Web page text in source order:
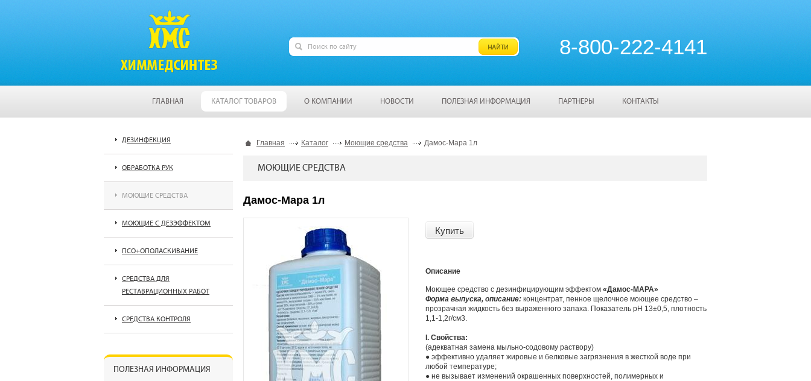
8-800-222-4141
ГЛАВНАЯ КАТАЛОГ ТОВАРОВ О КОМПАНИИ НОВОСТИ ПОЛЕЗНАЯ ИНФОРМАЦИЯ ПАРТНЕРЫ КОНТАКТЫ
Главная Каталог Моющие средства Дамос-Мара 1л
МОЮЩИЕ СРЕДСТВА
Дамос-Мара 1л
Купить
Описание
Моющее средство с дезинфицирующим эффектом «Дамос-МАРА»
Форма выпуска, описание: концентрат, пенное щелочное моющее средство –
прозрачная жидкость без выраженного запаха. Показатель рН 13±0,5, плотность
1,1-1,2г/см3.
I. Свойства:
(адекватная замена мыльно-содовому раствору)
● эффективно удаляет жировые и белковые загрязнения в жесткой воде при
любой температуре;
● не вызывает изменений окрашенных поверхностей, полимерных и
ДЕЗИНФЕКЦИЯ
ОБРАБОТКА РУК
МОЮЩИЕ СРЕДСТВА
МОЮЩИЕ С ДЕЗЭФФЕКТОМ
ПСО+ОПОЛАСКИВАНИЕ
СРЕДСТВА ДЛЯ
РЕСТАВРАЦИОННЫХ РАБОТ
СРЕДСТВА КОНТРОЛЯ
ПОЛЕЗНАЯ ИНФОРМАЦИЯ